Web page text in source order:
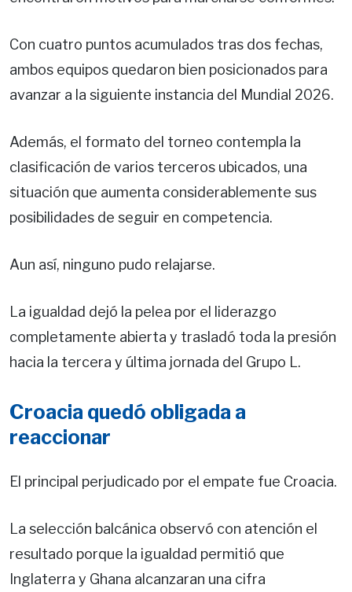
Con cuatro puntos acumulados tras dos fechas,
ambos equipos quedaron bien posicionados para
avanzar a la siguiente instancia del Mundial 2026.
Además, el formato del torneo contempla la
clasificación de varios terceros ubicados, una
situación que aumenta considerablemente sus
posibilidades de seguir en competencia.
Aun así, ninguno pudo relajarse.
La igualdad dejó la pelea por el liderazgo
completamente abierta y trasladó toda la presión
hacia la tercera y última jornada del Grupo L.
Croacia quedó obligada a
reaccionar
El principal perjudicado por el empate fue Croacia.
La selección balcánica observó con atención el
resultado porque la igualdad permitió que
Inglaterra y Ghana alcanzaran una cifra